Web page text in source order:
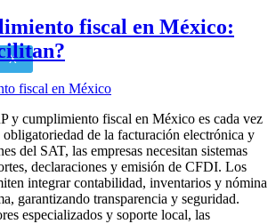
X
fiscal en México:
y cumplimiento fiscal en México es cada vez
obligatoriedad de la facturación electrónica y
del SAT, las empresas necesitan sistemas
declaraciones y emisión de CFDI. Los
integrar contabilidad, inventarios y nómina
garantizando transparencia y seguridad.
especializados y soporte local, las